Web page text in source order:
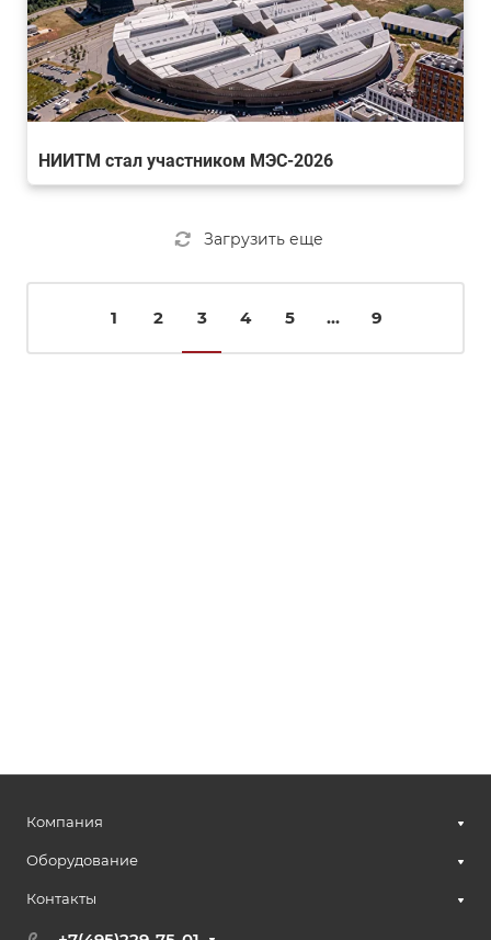
НИИТМ стал участником МЭС-2026
Загрузить еще
1 2 3 4 5 ... 9
Компания
Оборудование
Контакты